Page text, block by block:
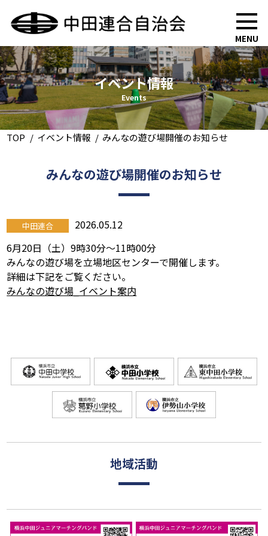
MENU
イベント情報
Events
TOP イベント情報 みんなの遊び場開催のお知らせ
みんなの遊び場開催のお知らせ
中田連合
2026.05.12
6月20日（土）9時30分～11時00分
みんなの遊び場を立場地区センターで開催します。
詳細は下記をご覧ください。
みんなの遊び場_イベント案内
地域活動